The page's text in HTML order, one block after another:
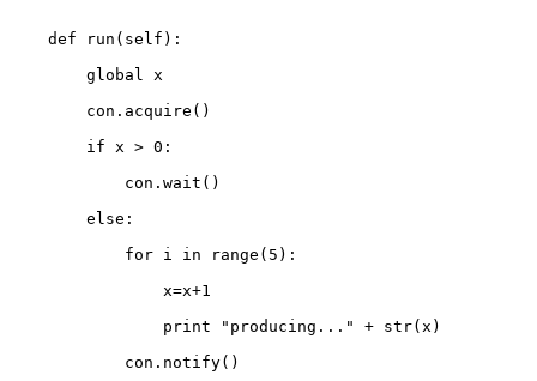
    def run(self):
        global x
        con.acquire()
        if x > 0:
            con.wait()
        else:
            for i in range(5):
                x=x+1
                print "producing..." + str(x)
            con.notify()